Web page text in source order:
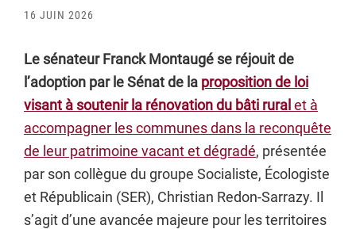
16 JUIN 2026
Le sénateur Franck Montaugé se réjouit de
l’adoption par le Sénat de la proposition de loi
visant à soutenir la rénovation du bâti rural et à
accompagner les communes dans la reconquête
de leur patrimoine vacant et dégradé, présentée
par son collègue du groupe Socialiste, Écologiste
et Républicain (SER), Christian Redon-Sarrazy. Il
s’agit d’une avancée majeure pour les territoires